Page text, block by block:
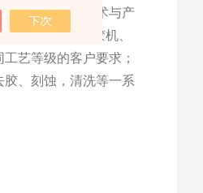
不断创新的技术与产
、金属剥离去胶机、
艺等级的客户要求；
、刻蚀，清洗等一系